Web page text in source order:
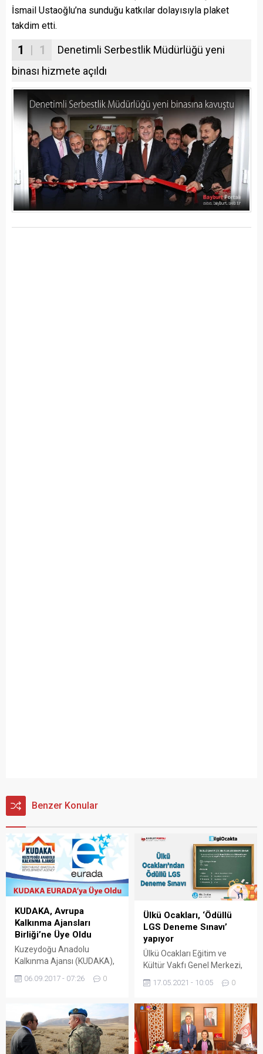
İsmail Ustaoğlu’na sunduğu katkılar dolayısıyla plaket
takdim etti.
1 | 1
Denetimli Serbestlik Müdürlüğü yeni
binası hizmete açıldı
Benzer Konular
KUDAKA, Avrupa
Kalkınma Ajansları
Birliği’ne Üye Oldu
Kuzeydoğu Anadolu
Kalkınma Ajansı (KUDAKA),
Yönetim Kurulu 90.
toplantısında alınan karar
Kalkınma Ajansları Birliğine
(EURADA- European
Association of Economic
Development Agencies) üye
06.09.2017 - 07:26 0
Ülkü Ocakları, ‘Ödüllü
LGS Deneme Sınavı’
yapıyor
Ülkü Ocakları Eğitim ve
Kültür Vakfı Genel Merkezi,
Çevrimiçi 8. Sınıflar LGS
duyurdu. Ülkü Ocakları,
yapacağı ödüllü sınavın aynı
zamanda liseye giriş sınavı
olan LGS denemesi
17.05.2021 - 10:05 0